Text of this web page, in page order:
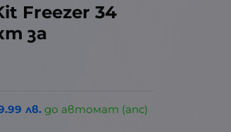
Freezer 34
за
лв. до автомат (апс)